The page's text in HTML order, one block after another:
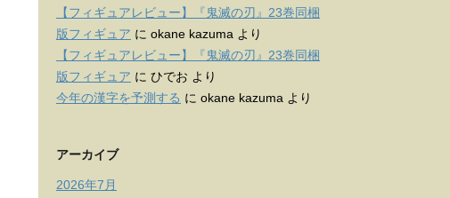
【フィギュアレビュー】『鬼滅の刃』23巻同梱
版フィギュア に okane kazuma より
【フィギュアレビュー】『鬼滅の刃』23巻同梱
版フィギュア に ひでお より
今年の漢字を予測する に okane kazuma より
アーカイブ
2026年7月